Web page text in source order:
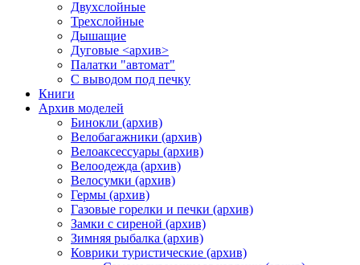
Двухслойные
Трехслойные
Дышащие
Дуговые <архив>
Палатки "автомат"
C выводом под печку
Книги
Архив моделей
Бинокли (архив)
Велобагажники (архив)
Велоаксессуары (архив)
Велоодежда (архив)
Велосумки (архив)
Гермы (архив)
Газовые горелки и печки (архив)
Замки с сиреной (архив)
Зимняя рыбалка (архив)
Коврики туристические (архив)